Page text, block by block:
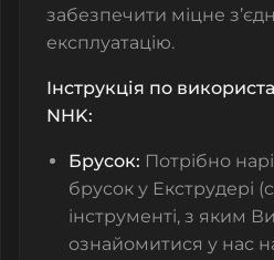
забезпечити міцне
експлуатацію.
Інструкція по
NHK:
Брусок: Потрібно
брусок у Екструдері
інструменті, з яким
ознайомитися у нас